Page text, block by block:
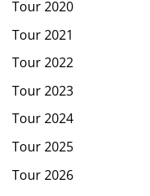
Tour 2020
Tour 2021
Tour 2022
Tour 2023
Tour 2024
Tour 2025
Tour 2026